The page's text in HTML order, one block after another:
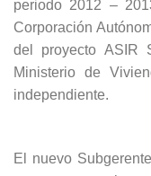
periodo 2012 –
Corporación
del proyecto ASIR
Ministerio de
independiente.
El nuevo